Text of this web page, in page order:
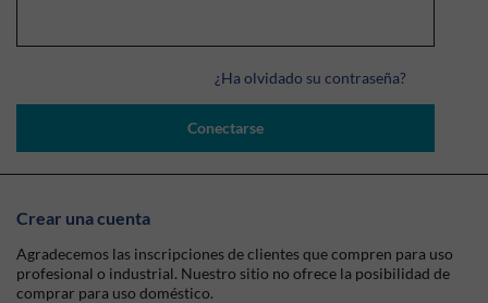
¿Ha olvidado su contraseña?
Conectarse
Crear una cuenta
Agradecemos las inscripciones de clientes que compren para uso
profesional o industrial. Nuestro sitio no ofrece la posibilidad de
comprar para uso doméstico.